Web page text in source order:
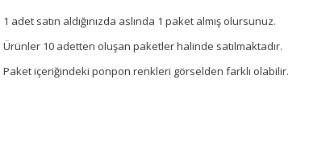
1 adet satın aldığınızda aslında 1 paket almış olursunuz.
Ürünler 10 adetten oluşan paketler halinde satılmaktadır.
Paket içeriğindeki ponpon renkleri görselden farklı olabilir.